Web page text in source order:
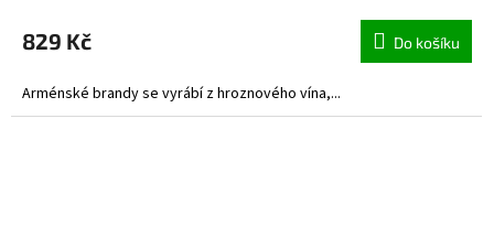
829 Kč Do košíku
Arménské brandy se vyrábí z hroznového vína,...